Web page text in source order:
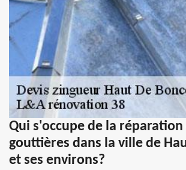
Qui s'occupe de la réparation
gouttières dans la ville de
et ses environs?